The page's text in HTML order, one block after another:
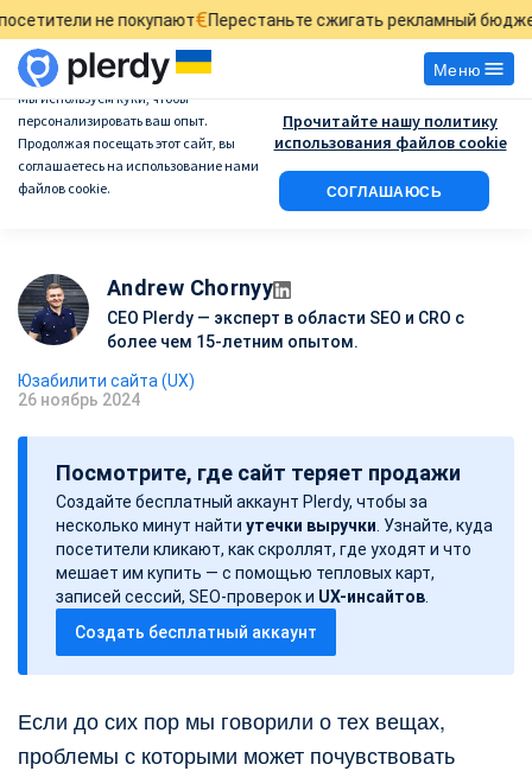
€Перестаньте сжигать рекламный бюджет£Найдите,
Меню
Пример Анализа
Юзабилити Сайта
Andrew Chornyy
CEO Plerdy — эксперт в области SEO и CRO с
более чем 15-летним опытом.
Юзабилити сайта (UX)
Д
а
с
26 ноябрь 2024
Посмотрите, где сайт теряет продажи
Создайте бесплатный аккаунт Plerdy, чтобы за
несколько минут найти утечки выручки . Узнайте, куда
посетители кликают, как скроллят, где уходят и что
мешает им купить — с помощью тепловых карт,
записей сессий, SEO-проверок и UX-инсайтов
Создать бесплатный аккаунт
Если до сих пор мы говорили о тех вещах,
проблемы с которыми может почувствовать
Мы используем куки, чтобы
персонализировать ваш опыт.
Продолжая посещать этот сайт, вы
соглашаетесь на использование нами
файлов cookie.
СОГЛАШАЮСЬ
Прочитайте нашу политику
использования файлов cookie